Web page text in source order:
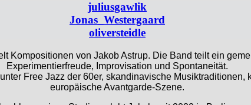
juliusgawlik
Jonas_Westergaard
oliversteidle
Kompositionen von Jakob Astrup. Die Band teilt ein
Experimentierfreude, Improvisation und Spontaneität.
Free Jazz der 60er, skandinavische
europäische Avantgarde-Szene.